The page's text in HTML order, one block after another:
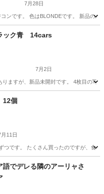
7月28日
ンです。 色はBLONDEです。 新品の未
ジコン
ック青 14cars
7月2日
ますが、新品未開封です。 4枚目の写
ミニカー
12個
月11日
です。 たくさん買ったのですが、食
食品
語でデレる隣のアーリャさ